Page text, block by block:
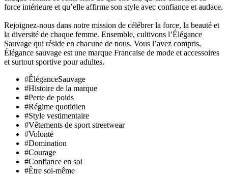
force intérieure et qu’elle affirme son style avec confiance et audace.
Rejoignez-nous dans notre mission de célébrer la force, la beauté et
la diversité de chaque femme. Ensemble, cultivons l’Élégance
Sauvage qui réside en chacune de nous. Vous l’avez compris,
Élégance sauvage est une marque Francaise de mode et accessoires
et surtout sportive pour adultes.
#ÉléganceSauvage
#Histoire de la marque
#Perte de poids
#Régime quotidien
#Style vestimentaire
#Vêtements de sport streetwear
#Volonté
#Domination
#Courage
#Confiance en soi
#Être soi-même